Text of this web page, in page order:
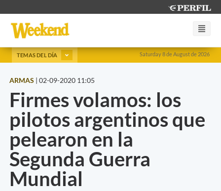
Saturday 8 de August de 2026
TEMAS DEL DÍA
ARMAS | 02-09-2020 11:05
Firmes volamos: los
pilotos argentinos que
pelearon en la
Segunda Guerra
Mundial